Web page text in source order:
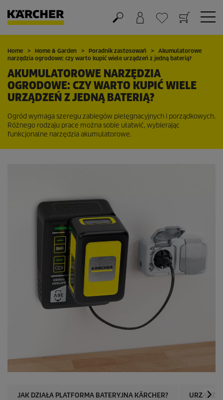
Koszyk
Lista życzeń
Home Home & Garden Poradnik zastosowań
Akumulatorowe
narzędzia ogrodowe: czy warto kupić wiele urządzeń z jedną baterią?
AKUMULATOROWE NARZĘDZIA
OGRODOWE: CZY WARTO KUPIĆ WIELE
URZĄDZEŃ Z JEDNĄ BATERIĄ?
Ogród wymaga szeregu zabiegów pielęgnacyjnych i porządkowych.
Różnego rodzaju prace można sobie ułatwić, wybierając
funkcjonalne narzędzia akumulatorowe.
JAK DZIAŁA PLATFORMA BATERYJNA KÄRCHER?